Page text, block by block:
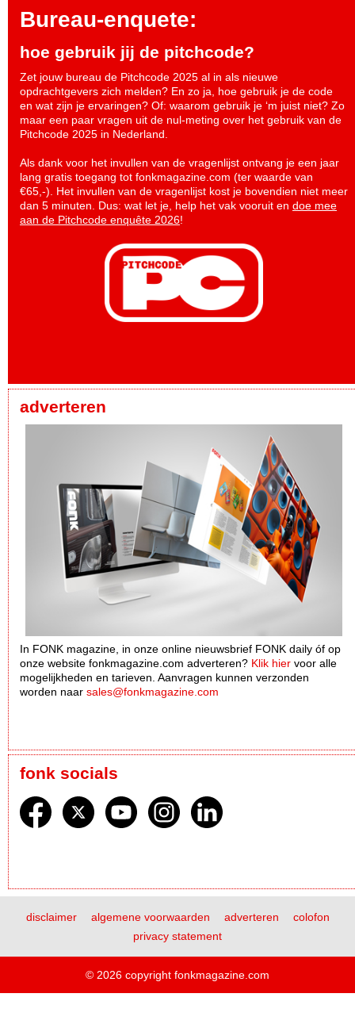
Bureau-enquete:
hoe gebruik jij de pitchcode?
Zet jouw bureau de Pitchcode 2025 al in als nieuwe
opdrachtgevers zich melden? En zo ja, hoe gebruik je de code
en wat zijn je ervaringen? Of: waarom gebruik je ‘m juist niet? Zo
maar een paar vragen uit de nul-meting over het gebruik van de
Pitchcode 2025 in Nederland.
Als dank voor het invullen van de vragenlijst ontvang je een jaar
lang gratis toegang tot fonkmagazine.com (ter waarde van
€65,-). Het invullen van de vragenlijst kost je bovendien niet meer
dan 5 minuten. Dus: wat let je, help het vak vooruit en doe mee
aan de Pitchcode enquête 2026!
adverteren
In FONK magazine, in onze online nieuwsbrief FONK daily óf op
onze website fonkmagazine.com adverteren? Klik hier voor alle
mogelijkheden en tarieven. Aanvragen kunnen verzonden
worden naar sales@fonkmagazine.com
fonk socials
disclaimer algemene voorwaarden adverteren
colofon
privacy statement
© 2026 copyright fonkmagazine.com